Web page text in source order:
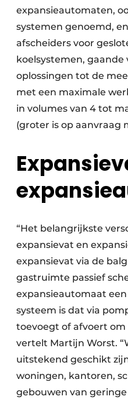
expansie­auto­maten,
systemen genoemd,
afscheiders voor
koel­systemen, gaande
oplossingen tot de
met een maximale
in volumes van 4 tot
(groter is op aanvraag
“Het belangrijkste
expansievat en
expansievat via de
gastruimte passief
expansieautomaat
systeem is dat via
toevoegt of afvoert om
vertelt Martijn Worst.
uitstekend geschikt
woningen, kantoren,
gebouwen van